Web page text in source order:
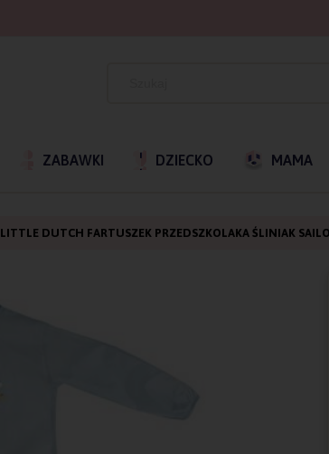
ZABAWKI DZIECKO MAMA
LITTLE DUTCH FARTUSZEK PRZEDSZKOLAKA ŚLINIAK